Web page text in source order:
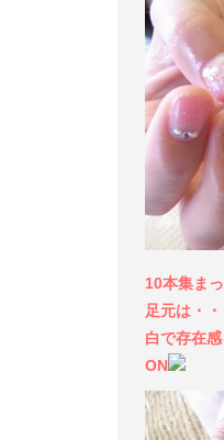
10本集ま
足元は・・
白で存在
ON